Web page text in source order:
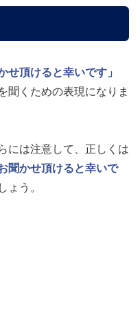
せ頂けると幸いです」
聞くための表現になりま
には注意して、正しくは
聞かせ頂けると幸いで
ょう。